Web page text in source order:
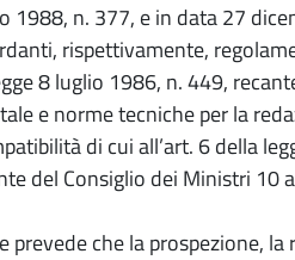
1988, n. 377, e in data 27
rispettivamente,
8 luglio 1986, n. 449,
e norme tecniche per la
di cui all’art. 6 della
del Consiglio dei Ministri 10
che la prospezione, la